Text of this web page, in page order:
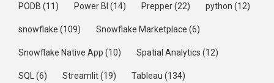
PODB (11) Power BI (14) Prepper(22) python (12)
snowflake (109) Snowflake Marketplace (6)
Snowflake Native App (10) Spatial Analytics (12)
SQL (6) Streamlit(19) Tableau (134)